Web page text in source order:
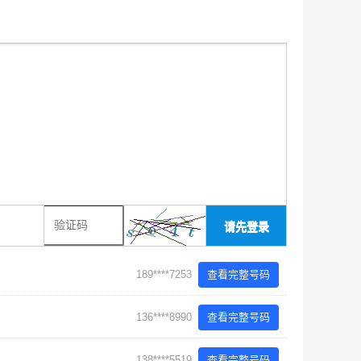
请先登录
189****7253 查看完整号码
136****8990 查看完整号码